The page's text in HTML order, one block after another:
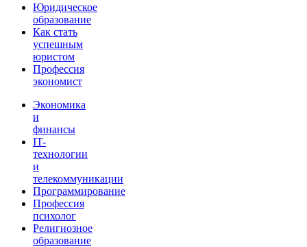
Юридическое
образование
Как стать
успешным
юристом
Профессия
экономист
Экономика
и
финансы
IT-
технологии
и
телекоммуникации
Программирование
Профессия
психолог
Религиозное
образование